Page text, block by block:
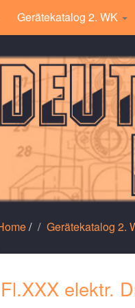
Gerätekatalog 2. WK
/ Gerätekatalog 2.
Fl.XXX elektr.